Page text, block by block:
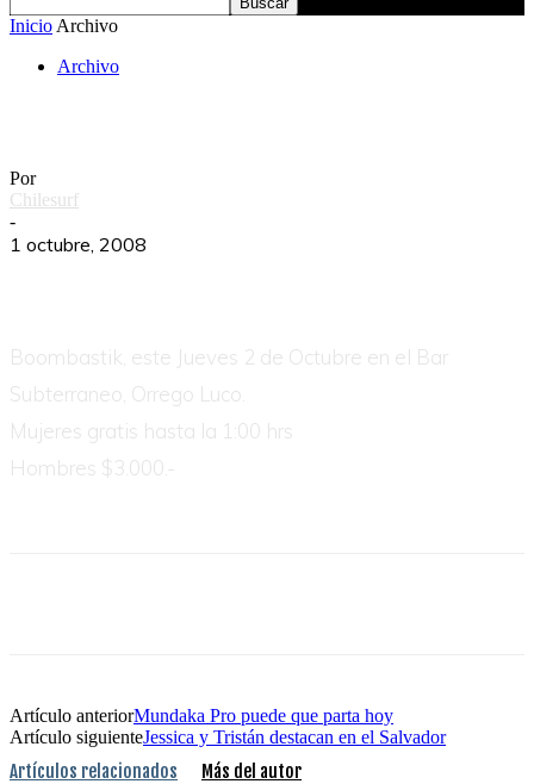
Inicio Archivo
Archivo
Por
Chilesurf
-
1 octubre, 2008
Boombastik, este Jueves 2 de Octubre en el Bar
Subterraneo, Orrego Luco.
Mujeres gratis hasta la 1:00 hrs
Hombres $3.000.-
Artículo anteriorMundaka Pro puede que parta hoy
Artículo siguienteJessica y Tristán destacan en el Salvador
Artículos relacionados Más del autor